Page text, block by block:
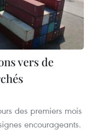
vers de
des premiers mois
encourageants.